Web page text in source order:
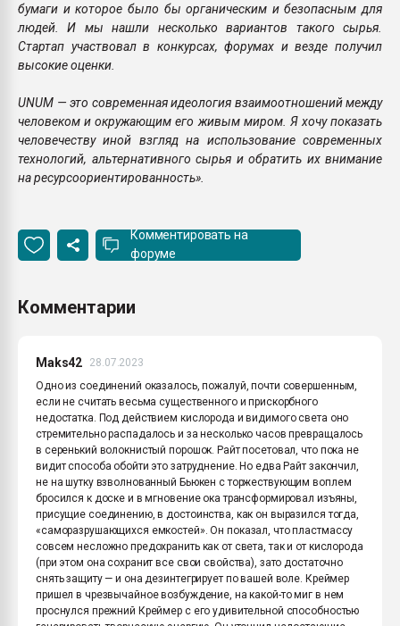
бумаги и которое было бы органическим и безопасным для
людей. И мы нашли несколько вариантов такого сырья.
Стартап участвовал в конкурсах, форумах и везде получил
высокие оценки.
UNUM — это современная идеология взаимоотношений между
человеком и окружающим его живым миром. Я хочу показать
человечеству иной взгляд на использование современных
технологий, альтернативного сырья и обратить их внимание
на ресурсоориентированность».
Комментировать на
форуме
Комментарии
Maks42
28.07.2023
Одно из соединений оказалось, пожалуй, почти совершенным,
если не считать весьма существенного и прискорбного
недостатка. Под действием кислорода и видимого света оно
стремительно распадалось и за несколько часов превращалось
в серенький волокнистый порошок. Райт посетовал, что пока не
видит способа обойти это затруднение. Но едва Райт закончил,
не на шутку взволнованный Бьюкен с торжествующим воплем
бросился к доске и в мгновение ока трансформировал изъяны,
присущие соединению, в достоинства, как он выразился тогда,
«саморазрушающихся емкостей». Он показал, что пластмассу
совсем несложно предохранить как от света, так и от кислорода
(при этом она сохранит все свои свойства), зато достаточно
снять защиту — и она дезинтегрирует по вашей воле. Креймер
пришел в чрезвычайное возбуждение, на какой-то миг в нем
проснулся прежний Креймер с его удивительной способностью